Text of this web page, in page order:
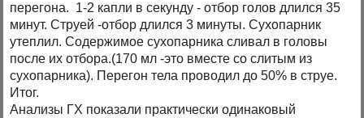
перегона. 1-2 капли в секунду - отбор голов длился 35
минут. Струей -отбор длился 3 минуты. Сухопарник
утеплил. Содержимое сухопарника сливал в головы
после их отбора.(170 мл -это вместе со слитым из
сухопарника). Перегон тела проводил до 50% в струе.
Итог.
Анализы ГХ показали практически одинаковый